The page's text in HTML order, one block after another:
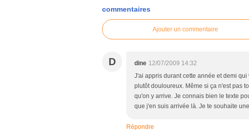
commentaires
Ajouter un commentaire
D dine 12/07/2009 14:32
J'ai appris durant cette année et demi
plutôt douloureux. Même si ça n'est pas
qu'on y arrive. Je connais bien le texte
que j'en suis arrivée là. Je te souhaite
Répondre